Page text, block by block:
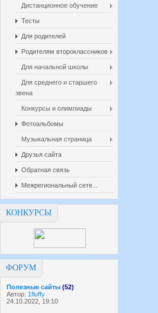
Дистанционное обучение
Тесты
Для родителей
Родителям второклассников
Для начальной школы
Для среднего и старшего
звена
Конкурсы и олимпиады
Фотоальбомы
Музыкальная страница
Друзья сайта
Обратная связь
Межрегиональный сете...
КОНКУРСЫ
ФОРУМ
Полезные сайты (52)
Автор: 1fluffy
24.10.2022, 19:10